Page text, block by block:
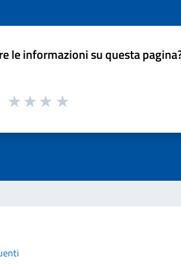
le informazioni su questa